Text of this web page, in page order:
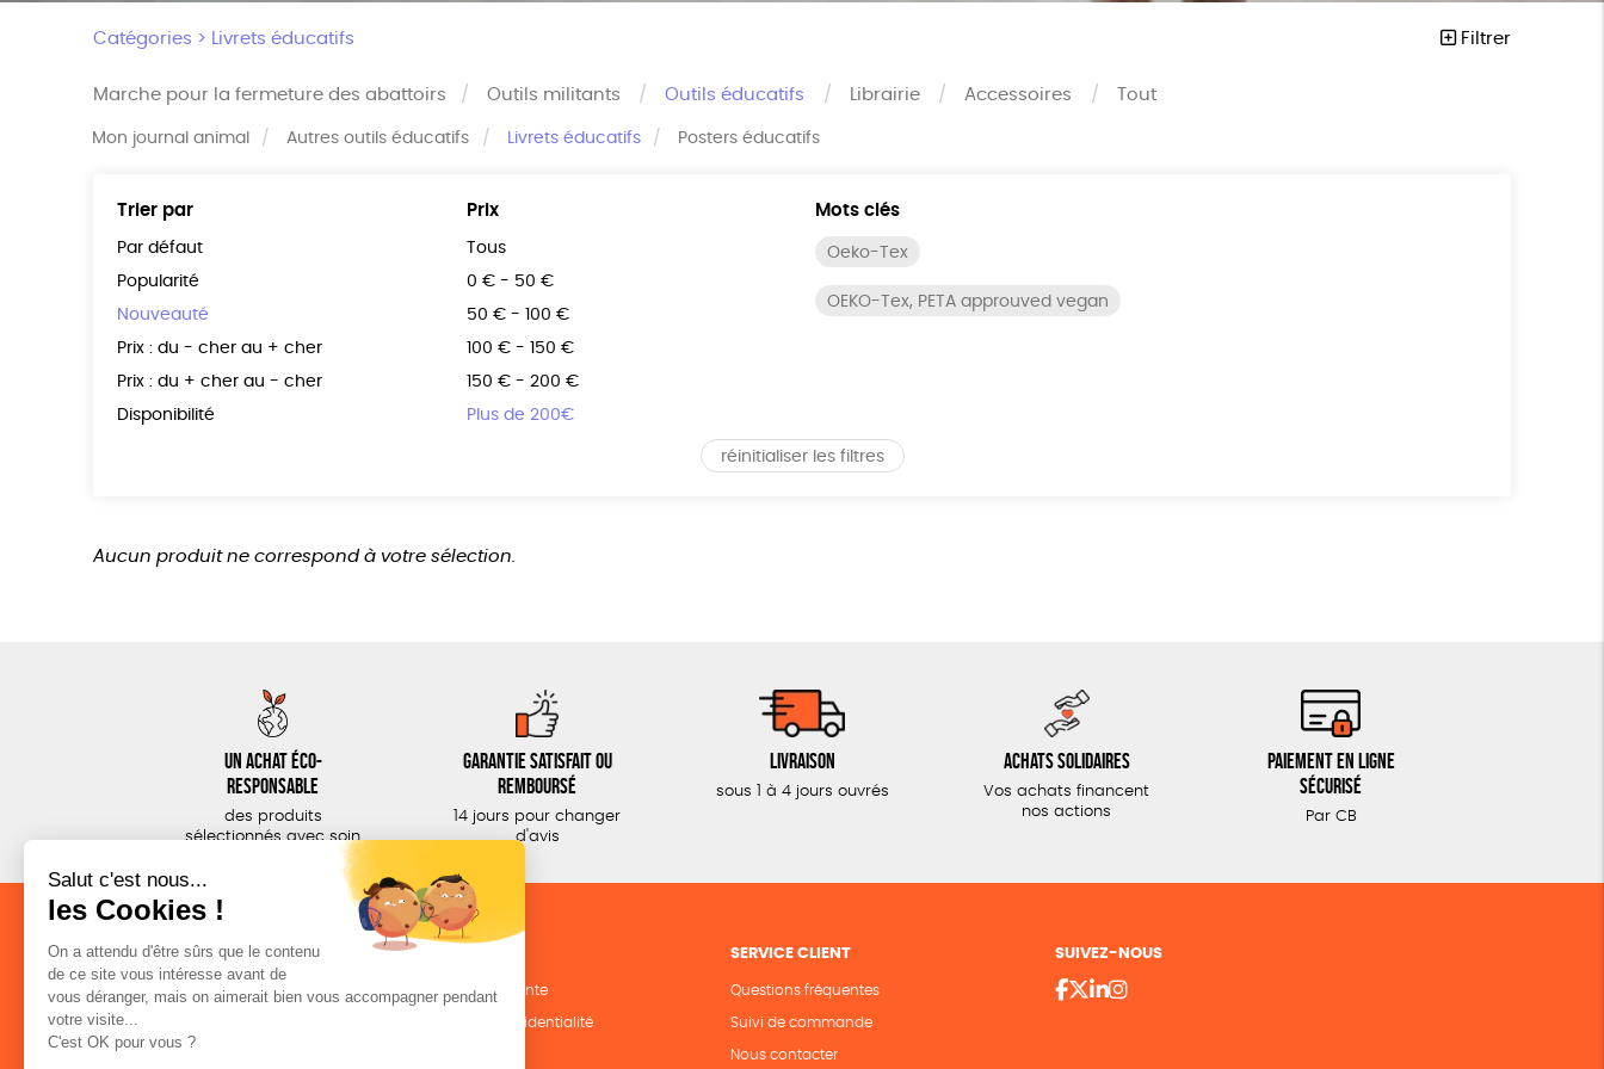
Catégories > Livrets éducatifs Filtrer
Marche pour la fermeture des abattoirs Outils militants Outils éducatifs
Mon journal animal Autres outils éducatifs Livrets éducatifs Posters éducatifs
Librairie Accessoires Tout
Trier par
Par défaut
Popularité
Nouveauté
Prix : du - cher au + cher
Prix : du + cher au - cher
Disponibilité
Prix
Tous
0 € - 50 €
50 € - 100 €
100 € - 150 €
150 € - 200 €
Plus de 200€
Mots clés
Oeko-Tex
OEKO-Tex, PETA approuved vegan
réinitialiser les filtres
Aucun produit ne correspond à votre sélection.
Un achat éco-
responsable
des produits
sélectionnés avec soin
Garantie satisfait ou
remboursé
14 jours pour changer
d'avis
Livraison
sous 1 à 4 jours ouvrés
Achats solidaires
Vos achats financent
nos actions
Paiement en ligne
sécurisé
Par CB
NOS CATÉGORIES
Outils militants
Outils éducatifs
Librairie
LA BOUTIQUE
Conditions de vente
Politique de confidentialité
SERVICE CLIENT
Questions fréquentes
Suivi de commande
Nous contacter
SUIVEZ-NOUS